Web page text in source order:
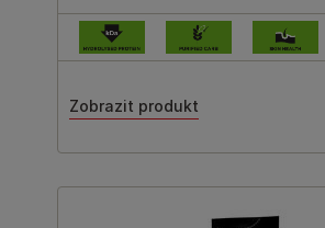
Zobrazit produkt